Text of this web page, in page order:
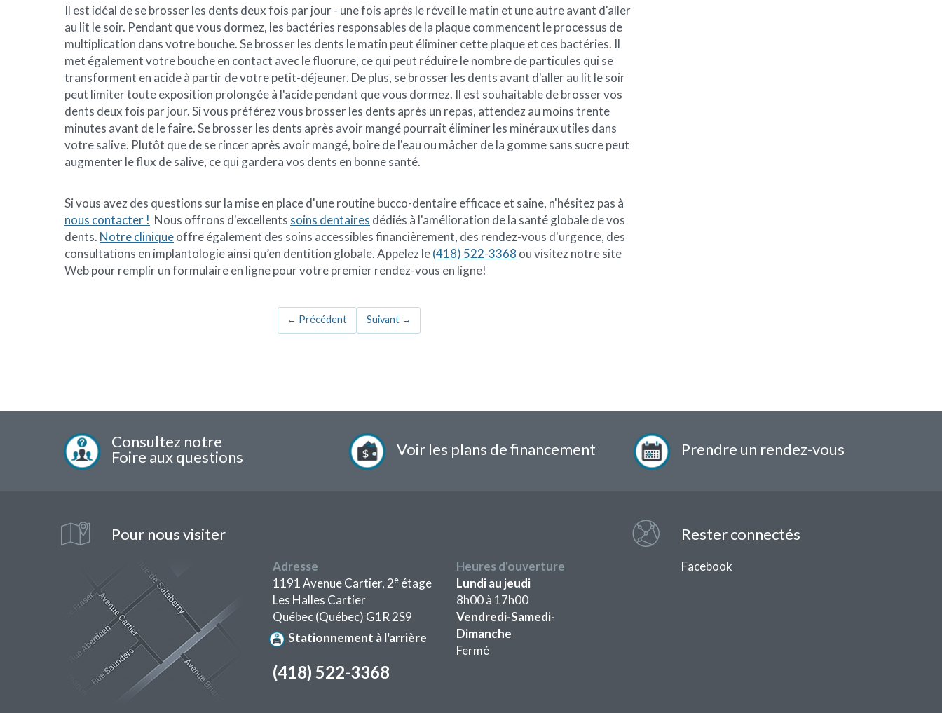
Il est idéal de se brosser les dents deux fois par jour - une fois après le réveil le matin et une autre avant d'aller
au lit le soir. Pendant que vous dormez, les bactéries responsables de la plaque commencent le processus de
multiplication dans votre bouche. Se brosser les dents le matin peut éliminer cette plaque et ces bactéries. Il
met également votre bouche en contact avec le fluorure, ce qui peut réduire le nombre de particules qui se
transforment en acide à partir de votre petit-déjeuner. De plus, se brosser les dents avant d'aller au lit le soir
peut limiter toute exposition prolongée à l'acide pendant que vous dormez. Il est souhaitable de brosser vos
dents deux fois par jour. Si vous préférez vous brosser les dents après un repas, attendez au moins trente
minutes avant de le faire. Se brosser les dents après avoir mangé pourrait éliminer les minéraux utiles dans
votre salive. Plutôt que de se rincer après avoir mangé, boire de l'eau ou mâcher de la gomme sans sucre peut
augmenter le flux de salive, ce qui gardera vos dents en bonne santé.
Si vous avez des questions sur la mise en place d'une routine bucco-dentaire efficace et saine, n'hésitez pas à
nous contacter ! Nous offrons d'excellents soins dentaires dédiés à l'amélioration de la santé globale de vos
dents. Notre cliniqueoffre également des soins accessibles financièrement, des rendez-vous d'urgence, des
consultations en implantologie ainsi qu’en dentition globale. Appelez le(418) 522-3368 ou visitez notre site
Web pour remplir un formulaire en ligne pour votre premier rendez-vous en ligne!
← Précédent Suivant →
pied
page
Consultez notre
Foire aux questions
Voir les plans de financement Prendre un rendez-vous
Pour nous visiter
Adresse
1191 Avenue Cartier, 2eétage
Les Halles Cartier
Québec (Québec) G1R 2S9
Stationnement à l'arrière
(418) 522-3368
Heures d'ouverture
Lundi au jeudi
8h00 à 17h00
Vendredi-Samedi-
Dimanche
Fermé
Rester connectés
Facebook